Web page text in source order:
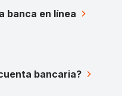
banca en línea
bancaria?